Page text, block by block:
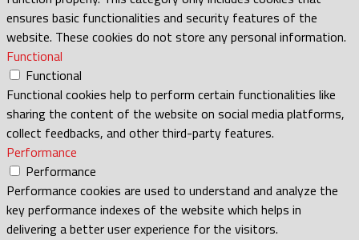
ensures basic functionalities and security features of the
website. These cookies do not store any personal information.
Functional
Functional
Functional cookies help to perform certain functionalities like
sharing the content of the website on social media platforms,
collect feedbacks, and other third-party features.
Performance
Performance
Performance cookies are used to understand and analyze the
key performance indexes of the website which helps in
delivering a better user experience for the visitors.